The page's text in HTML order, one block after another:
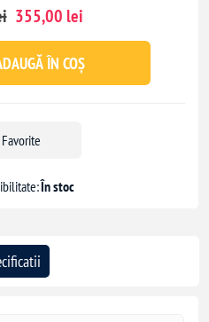
355,00 lei
ÎN COȘ
Favorite
În stoc